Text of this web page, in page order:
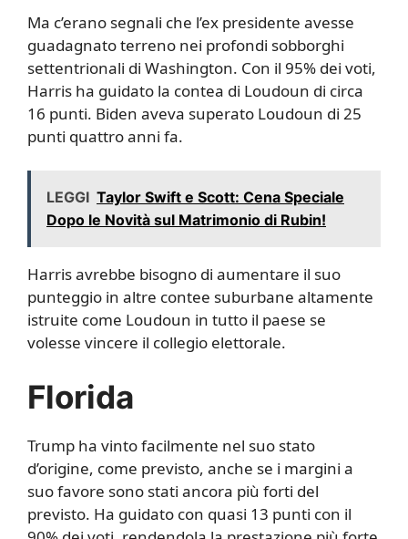
Ma c’erano segnali che l’ex presidente avesse
guadagnato terreno nei profondi sobborghi
settentrionali di Washington. Con il 95% dei voti,
Harris ha guidato la contea di Loudoun di circa
16 punti. Biden aveva superato Loudoun di 25
punti quattro anni fa.
LEGGI Taylor Swift e Scott: Cena Speciale
Dopo le Novità sul Matrimonio di Rubin!
Harris avrebbe bisogno di aumentare il suo
punteggio in altre contee suburbane altamente
istruite come Loudoun in tutto il paese se
volesse vincere il collegio elettorale.
Florida
Trump ha vinto facilmente nel suo stato
d’origine, come previsto, anche se i margini a
suo favore sono stati ancora più forti del
previsto. Ha guidato con quasi 13 punti con il